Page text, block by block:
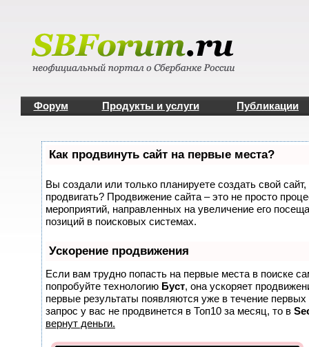
Форум Продукты и услуги Публикации
Как продвинуть сайт на первые места?
Вы создали или только планируете создать свой сайт,
продвигать? Продвижение сайта – это не просто
мероприятий, направленных на увеличение его
позиций в поисковых системах.
Ускорение продвижения
Если вам трудно попасть на первые места в поиске
попробуйте технологию Буст, она ускоряет
первые результаты появляются уже в течение
запрос у вас не продвинется в Топ10 за месяц, то в
вернут деньги.